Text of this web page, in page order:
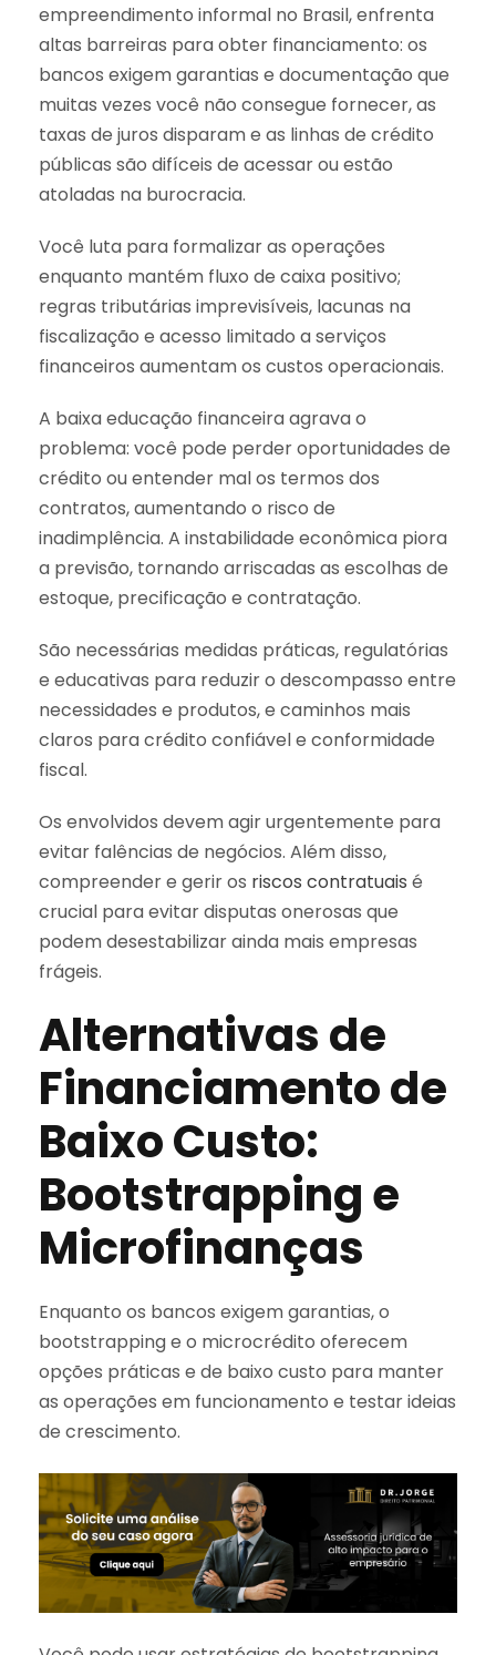
empreendimento informal no Brasil, enfrenta
altas barreiras para obter financiamento: os
bancos exigem garantias e documentação que
muitas vezes você não consegue fornecer, as
taxas de juros disparam e as linhas de crédito
públicas são difíceis de acessar ou estão
atoladas na burocracia.
Você luta para formalizar as operações
enquanto mantém fluxo de caixa positivo;
regras tributárias imprevisíveis, lacunas na
fiscalização e acesso limitado a serviços
financeiros aumentam os custos operacionais.
A baixa educação financeira agrava o
problema: você pode perder oportunidades de
crédito ou entender mal os termos dos
contratos, aumentando o risco de
inadimplência. A instabilidade econômica piora
a previsão, tornando arriscadas as escolhas de
estoque, precificação e contratação.
São necessárias medidas práticas, regulatórias
e educativas para reduzir o descompasso entre
necessidades e produtos, e caminhos mais
claros para crédito confiável e conformidade
fiscal.
Os envolvidos devem agir urgentemente para
evitar falências de negócios. Além disso,
compreender e gerir os riscos contratuais é
crucial para evitar disputas onerosas que
podem desestabilizar ainda mais empresas
frágeis.
Alternativas de
Financiamento de
Baixo Custo:
Bootstrapping e
Microfinanças
Enquanto os bancos exigem garantias, o
bootstrapping e o microcrédito oferecem
opções práticas e de baixo custo para manter
as operações em funcionamento e testar ideias
de crescimento.